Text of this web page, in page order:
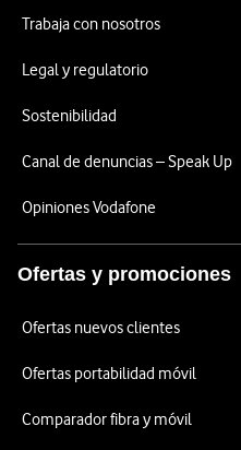
Trabaja con nosotros
Legal y regulatorio
Sostenibilidad
Canal de denuncias – Speak Up
Opiniones Vodafone
Ofertas y promociones
Ofertas nuevos clientes
Ofertas portabilidad móvil
Comparador fibra y móvil